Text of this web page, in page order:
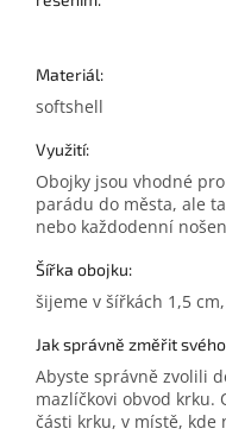
Materiál:
softshell
Využití:
Obojky jsou vhodné
parádu do města, ale
nebo každodenní
Šířka obojku:
šijeme v šířkách 1,5
Jak správně změřit
Abyste správně zvolili
mazlíčkovi obvod
části krku, v místě, kde